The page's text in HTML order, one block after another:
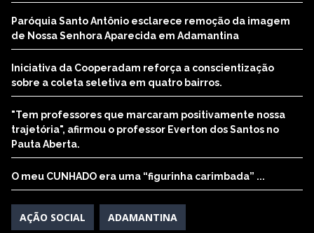
Paróquia Santo Antônio esclarece remoção da imagem
de Nossa Senhora Aparecida em Adamantina
Iniciativa da Cooperadam reforça a conscientização
sobre a coleta seletiva em quatro bairros.
"Tem professores que marcaram positivamente nossa
trajetória", afirmou o professor Everton dos Santos no
Pauta Aberta.
O meu CUNHADO era uma “figurinha carimbada” ...
AÇÃO SOCIAL ADAMANTINA